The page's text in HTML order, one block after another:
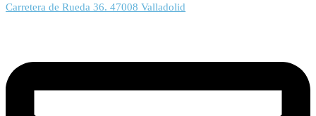
Carretera de Rueda 36. 47008 Valladolid